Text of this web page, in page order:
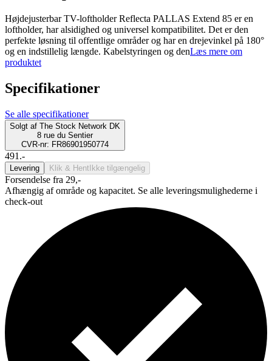
Højdejusterbar TV-loftholder Reflecta PALLAS Extend 85 er en
loftholder, har alsidighed og universel kompatibilitet. Det er den
perfekte løsning til offentlige områder og har en drejevinkel på 180°
og en indstillelig længde. Kabelstyringen og denLæs mere om
produktet
Specifikationer
Se alle specifikationer
Solgt af The Stock Network DK
8 rue du Sentier
CVR-nr: FR86901950774
491.-
Levering Klik & Hent Ikke tilgængelig
Forsendelse fra 29,-
Afhængig af område og kapacitet. Se alle leveringsmulighederne i
check-out